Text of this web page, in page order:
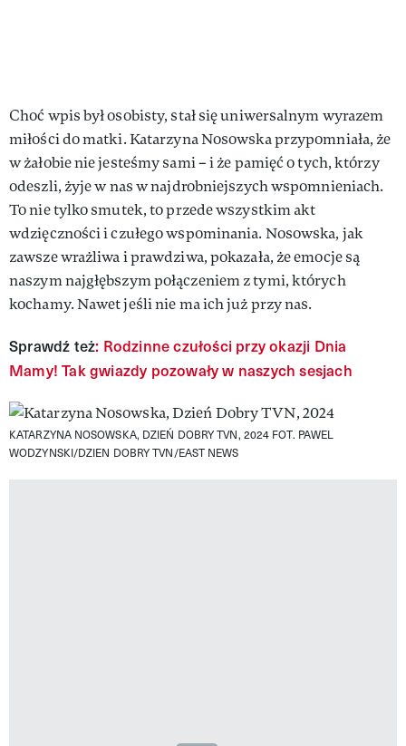
Choć wpis był osobisty, stał się uniwersalnym wyrazem
miłości do matki. Katarzyna Nosowska przypomniała, że
w żałobie nie jesteśmy sami – i że pamięć o tych, którzy
odeszli, żyje w nas w najdrobniejszych wspomnieniach.
To nie tylko smutek, to przede wszystkim akt
wdzięczności i czułego wspominania. Nosowska, jak
zawsze wrażliwa i prawdziwa, pokazała, że emocje są
naszym najgłębszym połączeniem z tymi, których
kochamy. Nawet jeśli nie ma ich już przy nas.
Sprawdź też: Rodzinne czułości przy okazji Dnia
Mamy! Tak gwiazdy pozowały w naszych sesjach
KATARZYNA NOSOWSKA, DZIEŃ DOBRY TVN, 2024 FOT. PAWEL
WODZYNSKI/DZIEN DOBRY TVN/EAST NEWS